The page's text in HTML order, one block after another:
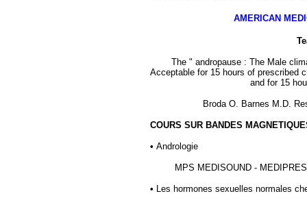
AMERICAN
The " andropause : The Male
Acceptable for 15 hours of prescribed
and for 15
Broda O. Barnes M.D.
COURS SUR BANDES
• Andrologie
MPS MEDISOUND -
• Les hormones sexuelles normales